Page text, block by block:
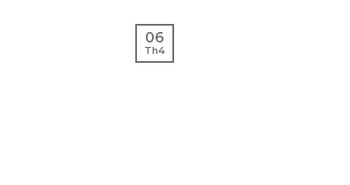
06
Th4